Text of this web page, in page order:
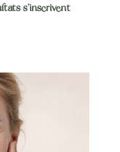
s’inscrivent